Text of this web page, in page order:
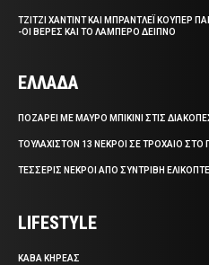
ΤΖΙΤΖΙ ΧΑΝΤΙΝΤ ΚΑΙ ΜΠΡΑΝΤΛΕΪ ΚΟΥΠΕΡ
-ΟΙ ΒΕΡΕΣ ΚΑΙ ΤΟ ΛΑΜΠΕΡΟ ΔΕΙΠΝΟ
ΕΛΛΑΔΑ
ΠΟΖΑΡΕΙ ΜΕ ΜΑΥΡΟ ΜΠΙΚΙΝΙ ΣΤΙΣ
ΤΟΥΛΑΧΙΣΤΟΝ 13 ΝΕΚΡΟΙ ΣΕ ΤΡΟΧΑΙΟ ΣΤΟ
ΤΕΣΣΕΡΙΣ ΝΕΚΡΟΙ ΑΠΟ ΣΥΝΤΡΙΒΗ
LIFESTYLE
ΚΑΒΑ ΚΗΡΕΑΣ